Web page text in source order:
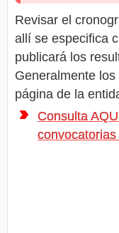
Revisar el
allí se especifica
publicará los
Generalmente
página de la
Consulta